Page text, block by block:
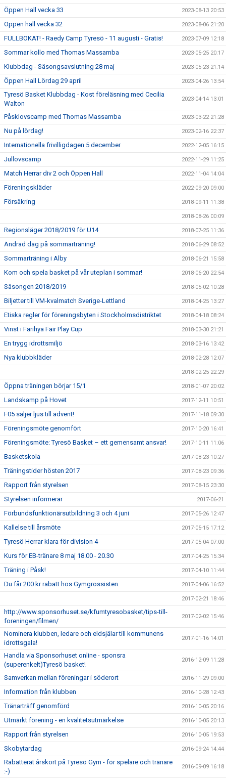
Öppen Hall vecka 33 2023-08-13 20:53
Öppen hall vecka 32 2023-08-06 21:20
FULLBOKAT! - Raedy Camp Tyresö - 11 augusti - Gratis! 2023-07-09 12:18
Sommar kollo med Thomas Massamba 2023-05-25 20:17
Klubbdag - Säsongsavslutning 28 maj 2023-05-23 21:14
Öppen Hall Lördag 29 april 2023-04-26 13:54
Tyresö Basket Klubbdag - Kost föreläsning med Cecilia
Walton
2023-04-14 13:01
Påsklovscamp med Thomas Massamba 2023-03-22 21:28
Nu på lördag! 2023-02-16 22:37
Internationella frivilligdagen 5 december 2022-12-05 16:15
Jullovscamp 2022-11-29 11:25
Match Herrar div 2 och Öppen Hall 2022-11-04 14:04
Föreningskläder 2022-09-20 09:00
Försäkring 2018-09-11 11:38
2018-08-26 00:09
Regionsläger 2018/2019 för U14 2018-07-25 11:36
Ändrad dag på sommarträning! 2018-06-29 08:52
Sommarträning i Alby 2018-06-21 15:58
Kom och spela basket på vår uteplan i sommar! 2018-06-20 22:54
Säsongen 2018/2019 2018-05-02 10:28
Biljetter till VM-kvalmatch Sverige-Lettland 2018-04-25 13:27
Etiska regler för föreningsbyten i Stockholmsdistriktet 2018-04-18 08:24
Vinst i Farihya Fair Play Cup 2018-03-30 21:21
En trygg idrottsmiljö 2018-03-16 13:42
Nya klubbkläder 2018-02-28 12:07
2018-02-25 22:29
Öppna träningen börjar 15/1 2018-01-07 20:02
Landskamp på Hovet 2017-12-11 10:51
F05 säljer ljus till advent! 2017-11-18 09:30
Föreningsmöte genomfört 2017-10-20 16:41
Föreningsmöte: Tyresö Basket – ett gemensamt ansvar! 2017-10-11 11:06
Basketskola 2017-08-23 10:27
Träningstider hösten 2017 2017-08-23 09:36
Rapport från styrelsen 2017-08-15 23:30
Styrelsen informerar 2017-06-21
Förbundsfunktionärsutbildning 3 och 4 juni 2017-05-26 12:47
Kallelse till årsmöte 2017-05-15 17:12
Tyresö Herrar klara för division 4 2017-05-04 07:00
Kurs för EB-tränare 8 maj 18.00 - 20.30 2017-04-25 15:34
Träning i Påsk! 2017-04-10 11:44
Du får 200 kr rabatt hos Gymgrossisten. 2017-04-06 16:52
2017-02-21 18:46
http://www.sponsorhuset.se/kfumtyresobasket/tips-till-
foreningen/filmen/
2017-02-02 15:46
Nominera klubben, ledare och eldsjälar till kommunens
idrottsgala!
2017-01-16 14:01
Handla via Sponsorhuset online - sponsra
(superenkelt)Tyresö basket!
2016-12-09 11:28
Samverkan mellan föreningar i söderort 2016-11-29 09:00
Information från klubben 2016-10-28 12:43
Tränarträff genomförd 2016-10-05 20:16
Utmärkt förening - en kvalitetsutmärkelse 2016-10-05 20:13
Rapport från styrelsen 2016-10-05 19:53
Skobytardag 2016-09-24 14:44
Rabatterat årskort på Tyresö Gym - för spelare och tränare
:-)
2016-09-09 16:18